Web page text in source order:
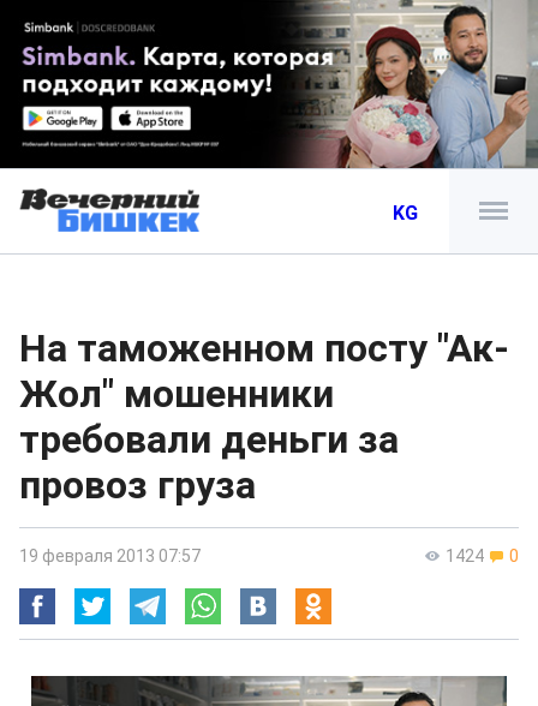
KG
На таможенном посту "Ак-
Жол" мошенники
требовали деньги за
провоз груза
1424 0
19 февраля 2013 07:57